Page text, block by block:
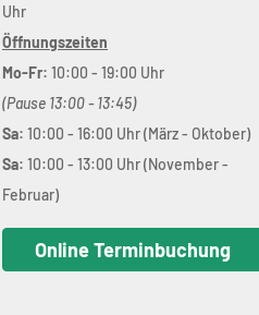
Uhr
Öffnungszeiten
Mo-Fr: 10:00 - 19:00 Uhr
(Pause 13:00 - 13:45)
Sa: 10:00 - 16:00 Uhr (März - Oktober)
Sa: 10:00 - 13:00 Uhr (November -
Februar)
Online Terminbuchung